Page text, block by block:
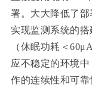
署。大大降低了部
实现监测系统的搭
（休眠功耗＜
应不稳定的环境
作的连续性和可